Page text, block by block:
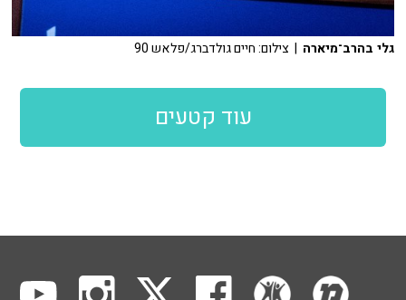
גלי בהרב־מיארה | צילום: חיים גולדברג/פלאש 90
עוד קטעים